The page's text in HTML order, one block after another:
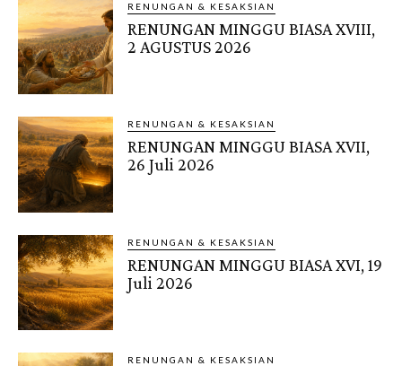
RENUNGAN & KESAKSIAN
RENUNGAN MINGGU BIASA XVIII,
2 AGUSTUS 2026
RENUNGAN & KESAKSIAN
RENUNGAN MINGGU BIASA XVII,
26 Juli 2026
RENUNGAN & KESAKSIAN
RENUNGAN MINGGU BIASA XVI, 19
Juli 2026
RENUNGAN & KESAKSIAN